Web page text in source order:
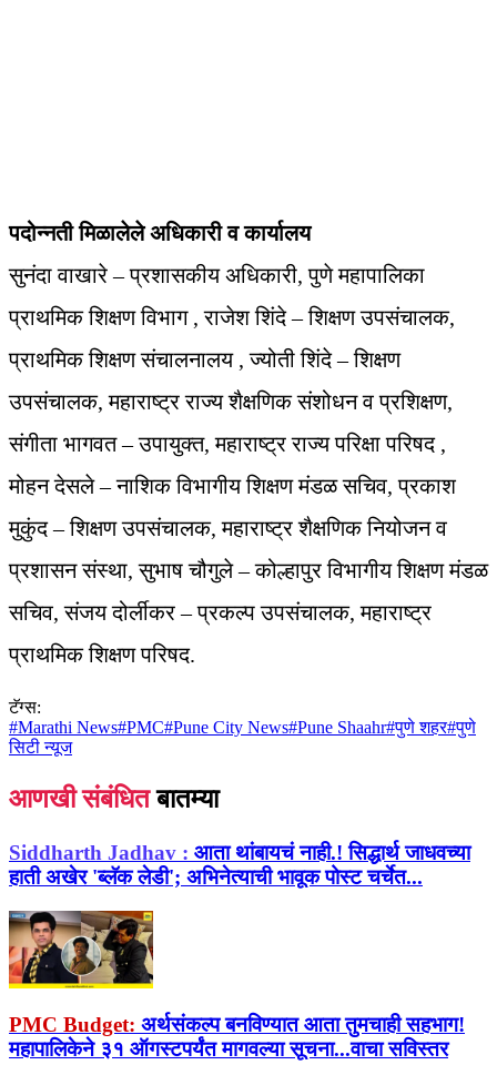
पदोन्नती मिळालेले अधिकारी व कार्यालय
सुनंदा वाखारे – प्रशासकीय अधिकारी, पुणे महापालिका
प्राथमिक शिक्षण विभाग , राजेश शिंदे – शिक्षण उपसंचालक,
प्राथमिक शिक्षण संचालनालय , ज्योती शिंदे – शिक्षण
उपसंचालक, महाराष्ट्र राज्य शैक्षणिक संशोधन व प्रशिक्षण,
संगीता भागवत – उपायुक्त, महाराष्ट्र राज्य परिक्षा परिषद ,
मोहन देसले – नाशिक विभागीय शिक्षण मंडळ सचिव, प्रकाश
मुकुंद – शिक्षण उपसंचालक, महाराष्ट्र शैक्षणिक नियोजन व
प्रशासन संस्था, सुभाष चौगुले – कोल्हापुर विभागीय शिक्षण मंडळ
सचिव, संजय दोर्लीकर – प्रकल्प उपसंचालक, महाराष्ट्र
प्राथमिक शिक्षण परिषद.
टॅग्स:
#Marathi News#PMC#Pune City News#Pune Shaahr#पुणे शहर#पुणे
सिटी न्यूज
आणखी संबंधित बातम्या
Siddharth Jadhav : आता थांबायचं नाही.! सिद्धार्थ जाधवच्या
हाती अखेर 'ब्लॅक लेडी'; अभिनेत्याची भावूक पोस्ट चर्चेत...
PMC Budget: अर्थसंकल्प बनविण्यात आता तुमचाही सहभाग!
महापालिकेने ३१ ऑगस्टपर्यंत मागवल्या सूचना...वाचा सविस्तर